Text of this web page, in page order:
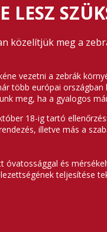
LESZ
közelítjük meg a
vezetni a zebrák
több európai
meg, ha a gyalogos
18-ig tartó
illetve más a
és
teljesítése